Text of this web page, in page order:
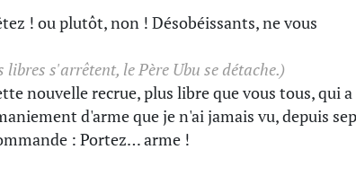
! ou plutôt, non ! Désobéissants, ne vous
libres s'arrêtent, le Père Ubu se détache.)
nouvelle recrue, plus libre que vous tous, qui a
d'arme que je n'ai jamais vu, depuis
: Portez… arme !